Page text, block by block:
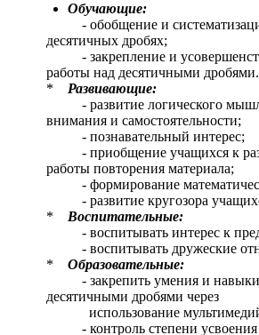
Обучающие:
- обобщение и
десятичных дробях;
- закрепление и
работы над десятичными дробями.
* Развивающие:
- развитие логического
внимания и самостоятельности;
- познавательный интерес;
- приобщение учащихся к
работы повторения материала;
- формирование
- развитие кругозора
* Воспитательные:
- воспитывать интерес к
- воспитывать дружеские
* Образовательные:
- закрепить умения и навыки
десятичными дробями через
использование
- контроль степени усвоения